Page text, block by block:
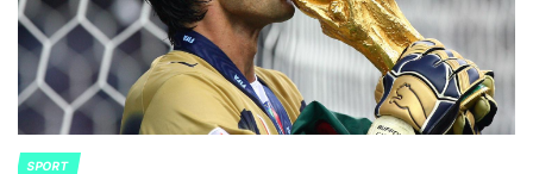
SPORT